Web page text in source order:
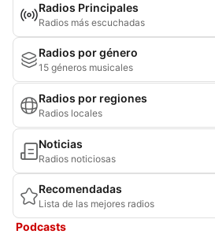
Radios Principales
Radios más escuchadas
Radios por género
15 géneros musicales
Radios por regiones
Radios locales
Noticias
Radios noticiosas
Recomendadas
Lista de las mejores radios
Podcasts